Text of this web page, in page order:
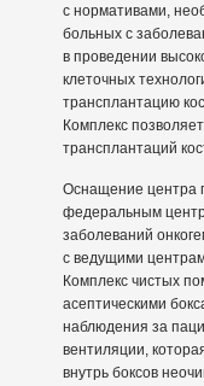
с нормативами,
больных с
в проведении
клеточных
трансплантацию
Комплекс
трансплантаций
Оснащение центра
федеральным
заболеваний
с ведущими
Комплекс чистых
асептическими
наблюдения за
вентиляции,
внутрь боксов